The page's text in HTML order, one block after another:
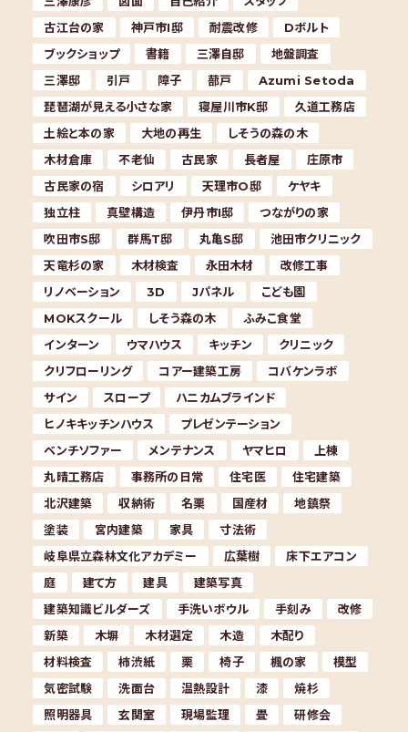
古江台の家
神戸市I邸 耐震改修
Dボルト
ブックショップ
書籍 三澤自邸
地盤調査
三澤邸
引戸 障子 蔀戸
Azumi Setoda
琵琶湖が見える小さな家
寝屋川市K邸
久道工務店
土絵と本の家
大地の再生
しそうの森の木
木材倉庫
不老仙 古民家 長者屋
庄原市
古民家の宿
シロアリ 天理市O邸
ケヤキ
独立柱
真壁構造 伊丹市I邸
つながりの家
吹田市S邸
群馬T邸 丸亀S邸
池田市クリニック
天竜杉の家
木材検査 永田木材
改修工事
リノベーション
3D Jパネル
こども園
MOKスクール
しそう森の木
ふみこ食堂
インターン
ウマハウス キッチン
クリニック
クリフローリング
コアー建築工房
コバケンラボ
サイン
スロープ
ハニカムブラインド
ヒノキキッチンハウス
プレゼンテーション
ベンチソファー
メンテナンス ヤマヒロ
上棟
丸晴工務店
事務所の日常 住宅医
住宅建築
北沢建築
収納術 名栗 国産材
地鎮祭
塗装
宮内建築 家具
寸法術
岐阜県立森林文化アカデミー
広葉樹
床下エアコン
庭
建て方 建具
建築写真
建築知識ビルダーズ
手洗いボウル 手刻み
改修
新築
木塀 木材選定 木造
木配り
材料検査
柿渋紙 栗 椅子 楓の家
模型
気密試験
洗面台 温熱設計 漆
焼杉
照明器具
玄関室 現場監理 畳
研修会